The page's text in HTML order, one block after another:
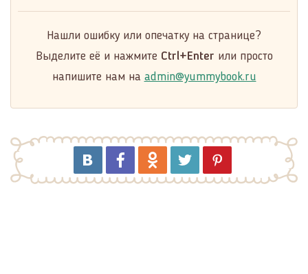
Нашли ошибку или опечатку на странице?
Выделите её и нажмите Ctrl+Enter или просто
напишите нам на admin@yummybook.ru